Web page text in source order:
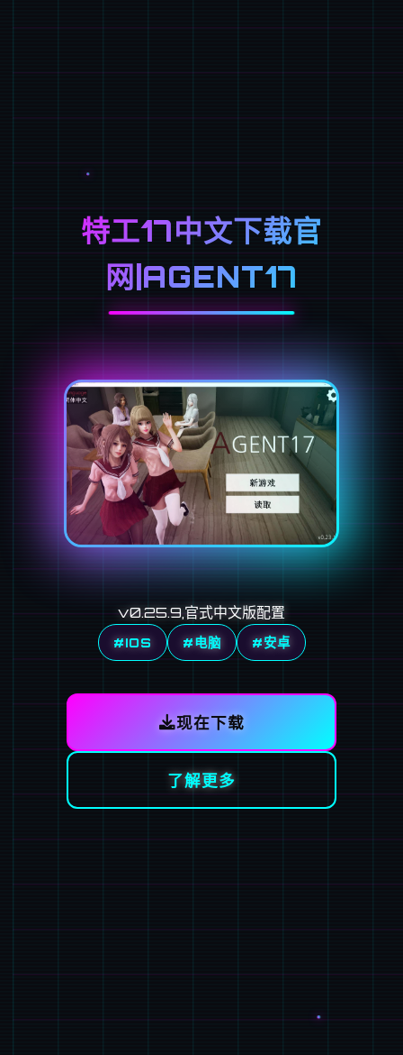
特工17中文下载官
网|AGENT17
v0.25.9,官式中文版配置
#IOS #电脑 #安卓
现在下载
了解更多